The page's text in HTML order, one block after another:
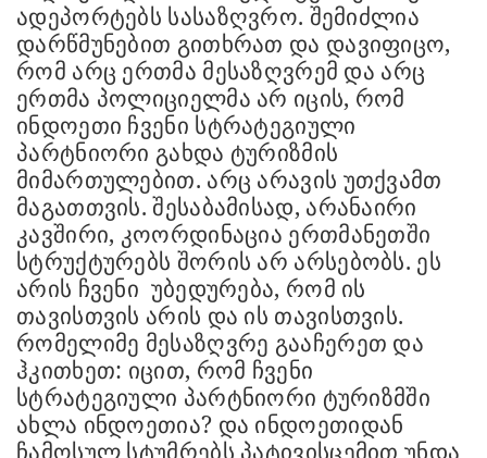
ადეპორტებს სასაზღვრო. შემიძლია
დარწმუნებით გითხრათ და დავიფიცო,
რომ არც ერთმა მესაზღვრემ და არც
ერთმა პოლიციელმა არ იცის, რომ
ინდოეთი ჩვენი სტრატეგიული
პარტნიორი გახდა ტურიზმის
მიმართულებით. არც არავის უთქვამთ
მაგათთვის. შესაბამისად, არანაირი
კავშირი, კოორდინაცია ერთმანეთში
სტრუქტურებს შორის არ არსებობს. ეს
არის ჩვენი უბედურება, რომ ის
თავისთვის არის და ის თავისთვის.
რომელიმე მესაზღვრე გააჩერეთ და
ჰკითხეთ: იცით, რომ ჩვენი
სტრატეგიული პარტნიორი ტურიზმში
ახლა ინდოეთია? და ინდოეთიდან
ჩამოსულ სტუმრებს პატივისცემით უნდა